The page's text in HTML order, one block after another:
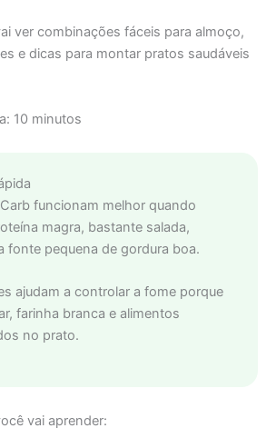
ver combinações fáceis para almoço,
e dicas para montar pratos saudáveis
10 minutos
funcionam melhor quando
magra, bastante salada,
fonte pequena de gordura boa.
ajudam a controlar a fome porque
farinha branca e alimentos
no prato.
vai aprender: